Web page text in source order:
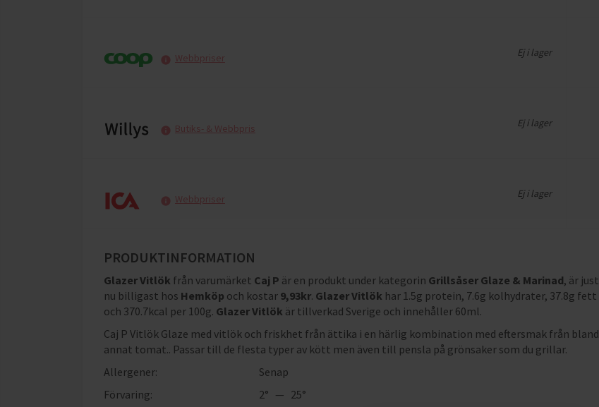
Webbpriser Ej i lager
Butiks- & Webbpris Ej i lager
Webbpriser Ej i lager
PRODUKTINFORMATION
Glazer Vitlök från varumärket Caj P är en produkt under kategorin Grillsåser Glaze & Marinad, är just
nu billigast hos Hemköp och kostar 9,93kr. Glazer Vitlök har 1.5g protein, 7.6g kolhydrater, 37.8g fett
och 370.7kcal per 100g. Glazer Vitlök är tillverkad Sverige och innehåller 60ml.
Caj P Vitlök Glaze med vitlök och friskhet från ättika i en härlig kombination med eftersmak från bland
annat tomat.. Passar till de flesta typer av kött men även till pensla på grönsaker som du grillar.
Allergener:
Senap
Förvaring:
2° — 25°